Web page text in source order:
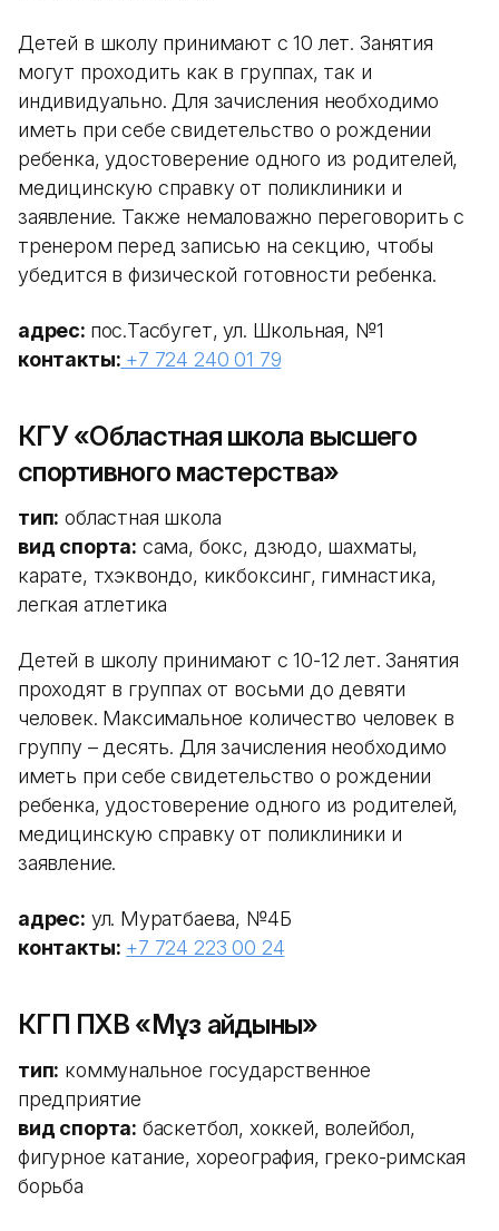
Детей в школу принимают с 10 лет. Занятия
могут проходить как в группах, так и
индивидуально. Для зачисления необходимо
иметь при себе свидетельство о рождении
ребенка, удостоверение одного из родителей,
медицинскую справку от поликлиники и
заявление. Также немаловажно переговорить с
тренером перед записью на секцию, чтобы
убедится в физической готовности ребенка.
адрес: пос.Тасбугет, ул. Школьная, №1
контакты: +7 724 240 01 79
КГУ «Областная школа высшего
спортивного мастерства»
тип: областная школа
вид спорта: сама, бокс, дзюдо, шахматы,
карате, тхэквондо, кикбоксинг, гимнастика,
легкая атлетика
Детей в школу принимают с 10-12 лет. Занятия
проходят в группах от восьми до девяти
человек. Максимальное количество человек в
группу – десять. Для зачисления необходимо
иметь при себе свидетельство о рождении
ребенка, удостоверение одного из родителей,
медицинскую справку от поликлиники и
заявление.
адрес: ул. Муратбаева, №4Б
контакты: +7 724 223 00 24
КГП ПХВ «Мұз айдыны»
тип: коммунальное государственное
предприятие
вид спорта: баскетбол, хоккей, волейбол,
фигурное катание, хореография, греко-римская
борьба